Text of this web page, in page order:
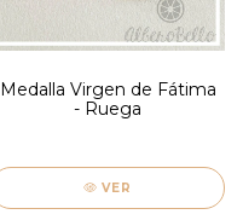
Medalla Virgen de Fátima
- Ruega
VER